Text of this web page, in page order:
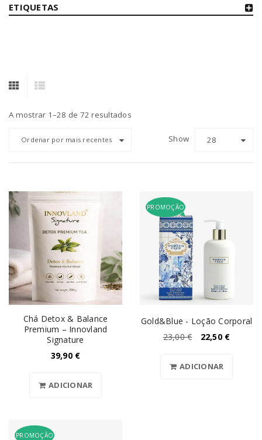
ETIQUETAS
A mostrar 1–28 de 72 resultados
Ordenar por mais recentes Show 28
Chá Detox & Balance
Premium – Innovland
Signature
39,90 €
ADICIONAR
PROMOÇÃO
Gold&Blue - Loção Corporal
23,00€ 22,50 €
ADICIONAR
PROMOÇÃO